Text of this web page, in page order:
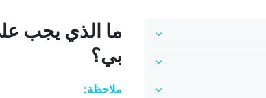
ما الذي يجب
بي؟
ملاحظة: